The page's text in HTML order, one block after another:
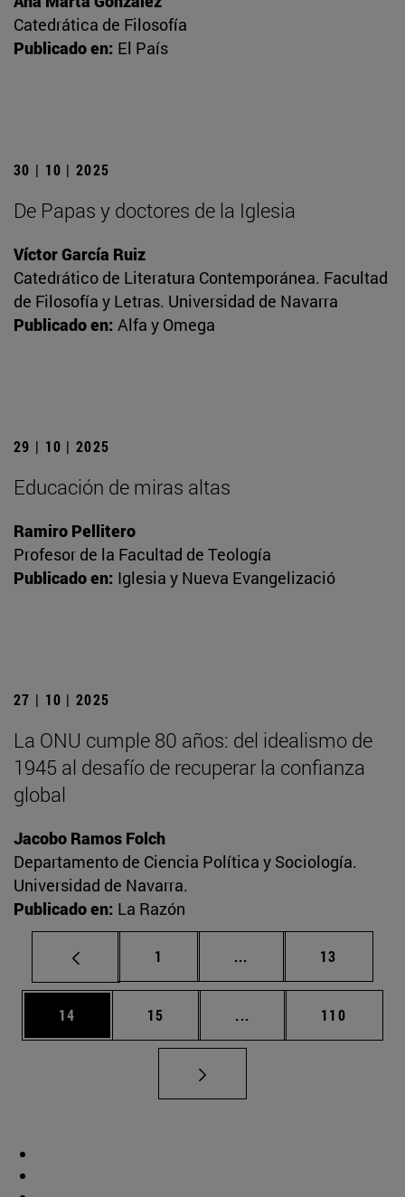
Catedrática de Filosofía
Publicado en: El País
30 | 10 | 2025
De Papas y doctores de la Iglesia
Víctor García Ruiz
Catedrático de Literatura Contemporánea. Facultad
de Filosofía y Letras. Universidad de Navarra
Publicado en: Alfa y Omega
29 | 10 | 2025
Educación de miras altas
Ramiro Pellitero
Profesor de la Facultad de Teología
Publicado en: Iglesia y Nueva Evangelizació
27 | 10 | 2025
La ONU cumple 80 años: del idealismo de
1945 al desafío de recuperar la confianza
global
Jacobo Ramos Folch
Departamento de Ciencia Política y Sociología.
Universidad de Navarra.
Publicado en: La Razón
Página
1 ... Páginas intermedias
Página
13
Página
14 Página
15 ... Páginas intermedias
Página
110